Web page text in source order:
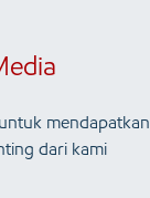
mendapatkan
dari kami